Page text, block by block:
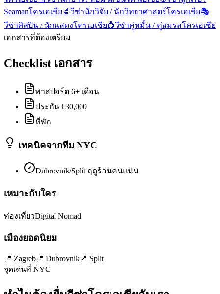
Seamanโครเอเชีย 🔬 วีซ่านักวิจัย / นักวิทยาศาสตร์โครเอเชีย🎭
วีซ่าศิลปิน / นักแสดงโครเอเชีย💍วีซ่าคู่หมั้น / คู่สมรสโครเอเชีย
เอกสารที่ต้องเตรียม
Checklist เอกสาร
พาสปอร์ต 6+ เดือน
ประกัน €30,000
ที่พัก
เทคนิคจากทีม NYC
Dubrovnik/Split ฤดูร้อนคนแน่น
เหมาะกับใคร
ท่องเที่ยวDigital Nomad
เมืองยอดนิยม
📍 Zagreb 📍 Dubrovnik 📍 Split
จุดเด่นที่ NYC